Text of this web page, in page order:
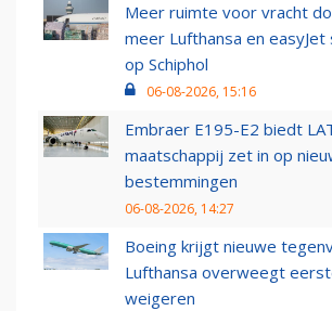
Meer ruimte voor vracht
meer Lufthansa en
op Schiphol
06-08-2026, 15:16
Embraer E195-E2 biedt
maatschappij zet in op
bestemmingen
06-08-2026, 14:27
Boeing krijgt nieuwe
Lufthansa overweegt
weigeren